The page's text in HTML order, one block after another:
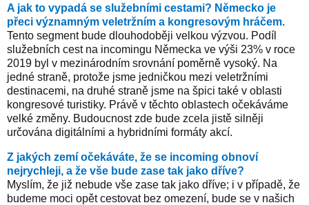
A jak to vypadá se služebními cestami? Německo je
přeci významným veletržním a kongresovým hráčem.
Tento segment bude dlouhodoběji velkou výzvou. Podíl
služebních cest na incomingu Německa ve výši 23% v roce
2019 byl v mezinárodním srovnání poměrně vysoký. Na
jedné straně, protože jsme jedničkou mezi veletržními
destinacemi, na druhé straně jsme na špici také v oblasti
kongresové turistiky. Právě v těchto oblastech očekáváme
velké změny. Budoucnost zde bude zcela jistě silněji
určována digitálními a hybridními formáty akcí.
Z jakých zemí očekáváte, že se incoming obnoví
nejrychleji, a že vše bude zase tak jako dříve?
Myslím, že již nebude vše zase tak jako dříve; i v případě, že
budeme moci opět cestovat bez omezení, bude se v našich